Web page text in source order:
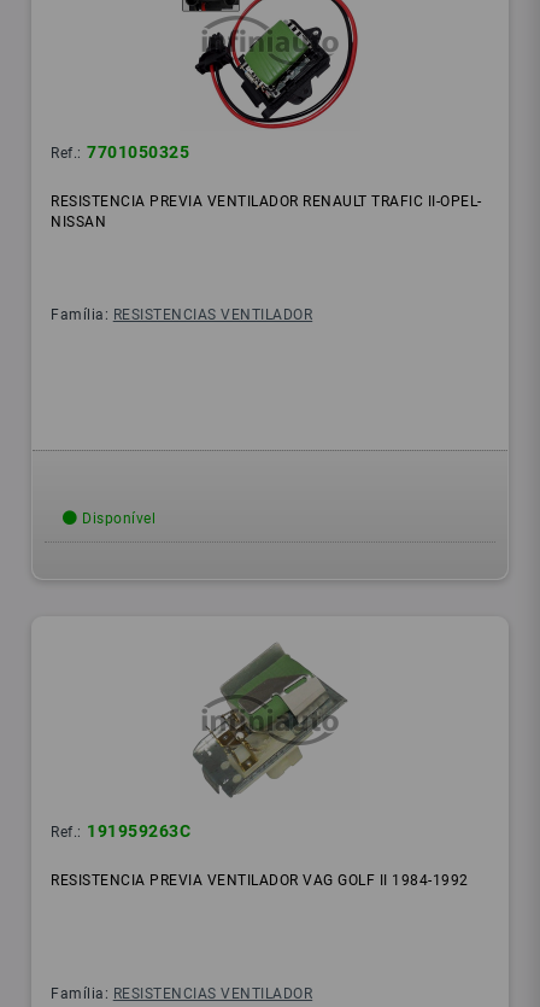
Ref.: 7701050325
RESISTENCIA PREVIA VENTILADOR RENAULT TRAFIC II-OPEL-
NISSAN
Família: RESISTENCIAS VENTILADOR
Disponível
Ref.: 191959263C
RESISTENCIA PREVIA VENTILADOR VAG GOLF II 1984-1992
Família: RESISTENCIAS VENTILADOR